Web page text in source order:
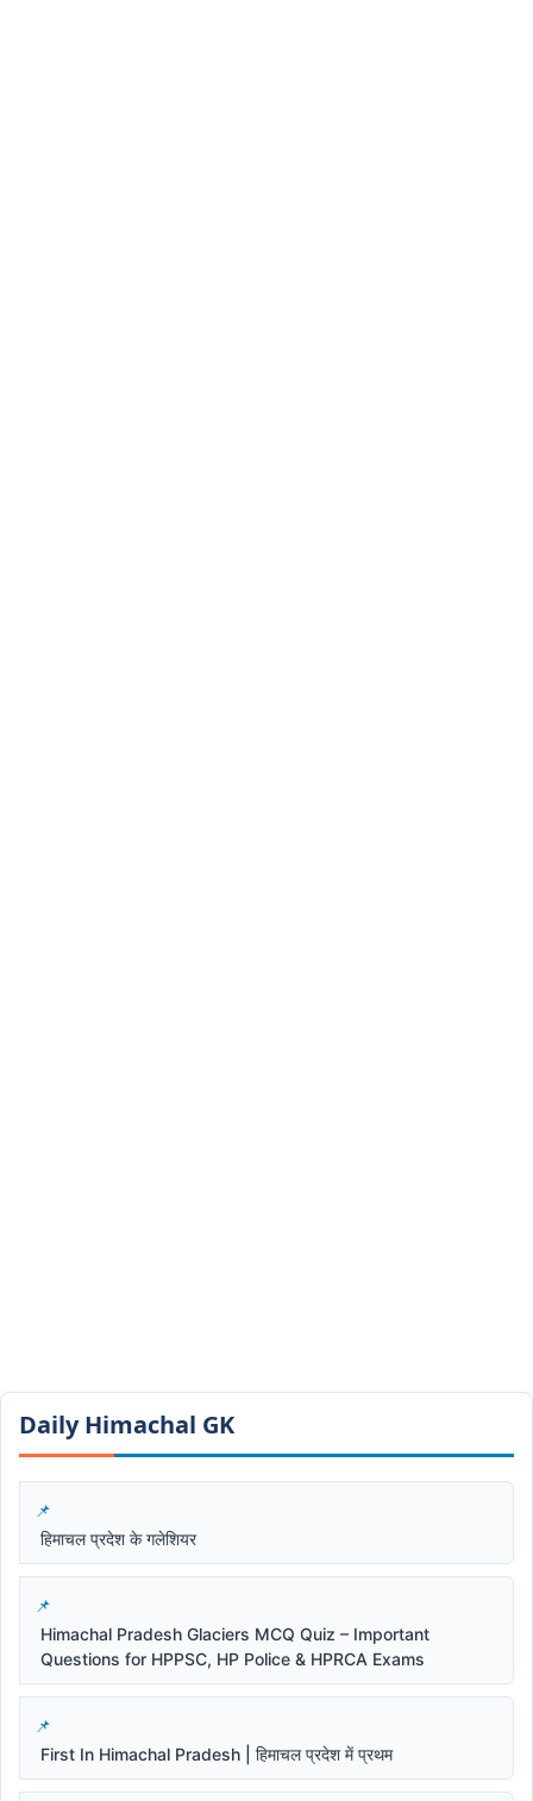
Daily Himachal GK​​
हिमाचल प्रदेश के गलेशियर
Himachal Pradesh Glaciers MCQ Quiz – Important
Questions for HPPSC, HP Police & HPRCA Exams
First In Himachal Pradesh | हिमाचल प्रदेश में प्रथम